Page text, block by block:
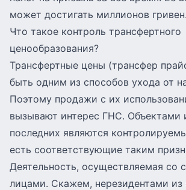
может достигать миллионов гривен.
Что такое контроль трансфертного
ценообразования?
Трансфертные цены (трансфер
быть одним из способов ухода от
Поэтому продажи с их
вызывают интерес ГНС. Объектами
последних являются
есть соответствующие таким
Деятельность, осуществляемая со
лицами. Скажем, нерезидентами из